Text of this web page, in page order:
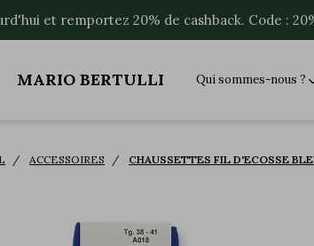
et remportez 20% de cashback. Code :
MARIO BERTULLI Qui sommes-nous ?
ACCESSOIRES CHAUSSETTES FIL D'ECOSSE